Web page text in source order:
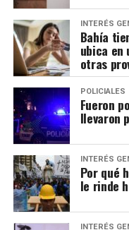
INTERÉS
Bahía
ubica en
otras
POLICIALES
Fueron
llevaron
INTERÉS
Por qué
le rinde
INTERÉS